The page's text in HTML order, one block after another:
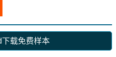
下载免费样本